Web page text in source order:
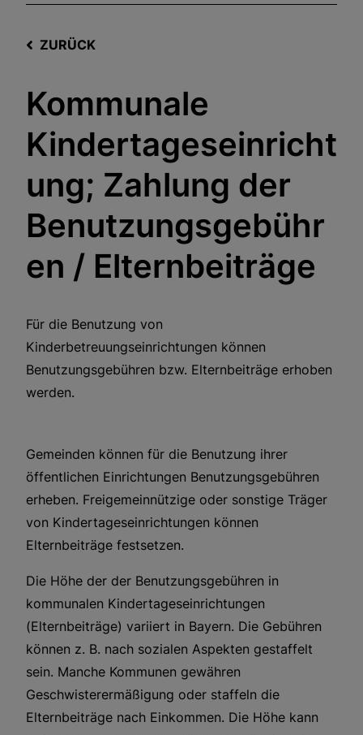
ZURÜCK
Kommunale
Kindertageseinricht
ung; Zahlung der
Benutzungsgebühr
en / Elternbeiträge
Für die Benutzung von
Kinderbetreuungseinrichtungen können
Benutzungsgebühren bzw. Elternbeiträge erhoben
werden.
Gemeinden können für die Benutzung ihrer
öffentlichen Einrichtungen Benutzungsgebühren
erheben. Freigemeinnützige oder sonstige Träger
von Kindertageseinrichtungen können
Elternbeiträge festsetzen.
Die Höhe der der Benutzungsgebühren in
kommunalen Kindertageseinrichtungen
(Elternbeiträge) variiert in Bayern. Die Gebühren
können z. B. nach sozialen Aspekten gestaffelt
sein. Manche Kommunen gewähren
Geschwisterermäßigung oder staffeln die
Elternbeiträge nach Einkommen. Die Höhe kann